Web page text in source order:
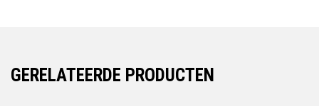
GERELATEERDE PRODUCTEN